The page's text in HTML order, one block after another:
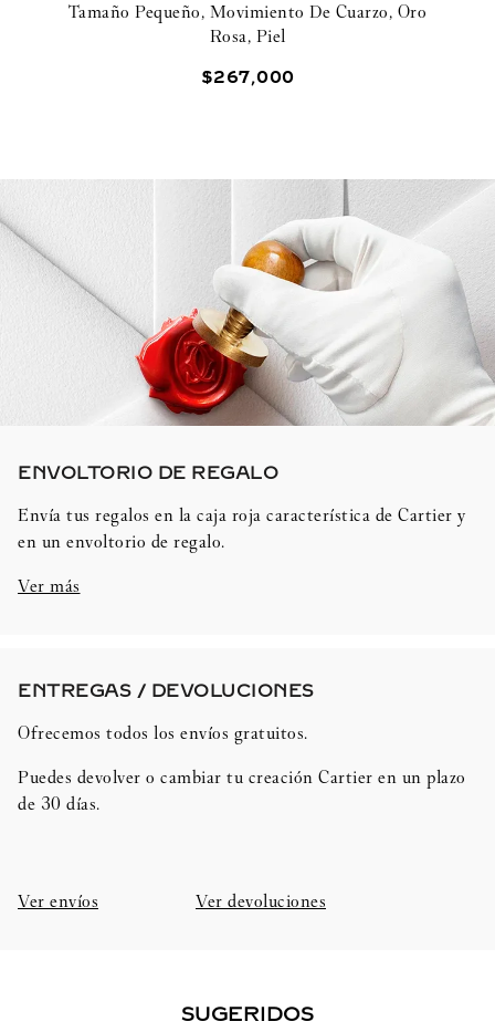
Tamaño Pequeño, Movimiento De Cuarzo, Oro
Rosa, Piel
$267,000
ENVOLTORIO DE REGALO​
Envía tus regalos en la caja roja característica de Cartier y
en un envoltorio de regalo.
Ver más
ENTREGAS / DEVOLUCIONES​
Ofrecemos todos los envíos gratuitos.
Puedes devolver o cambiar tu creación Cartier en un plazo
de 30 días.​
Ver envíos Ver devoluciones
SUGERIDOS